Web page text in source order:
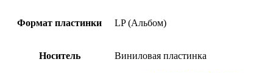
Формат пластинки LP (Альбом)
Носитель Виниловая пластинка